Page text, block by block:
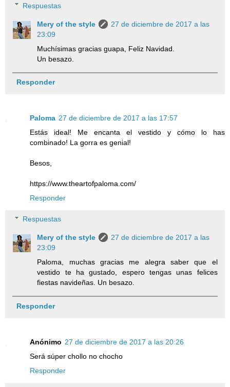
Respuestas
Mery of the style
27 de diciembre de 2017 a las
23:09
Muchísimas gracias guapa, Feliz Navidad.
Un besazo.
Responder
Paloma 27 de diciembre de 2017 a las 17:57
Estás ideal! Me encanta el vestido y cómo lo has
combinado! La gorra es genial!
Besos,
https://www.theartofpaloma.com/
Responder
Respuestas
Mery of the style
27 de diciembre de 2017 a las
23:09
Paloma, muchas gracias me alegra saber que el
vestido te ha gustado, espero tengas unas felices
fiestas navideñas. Un besazo.
Responder
Anónimo 27 de diciembre de 2017 a las 20:26
Será súper chollo no chocho
Responder